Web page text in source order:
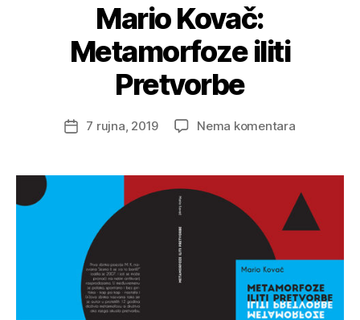
Mario Kovač:
Metamorfoze iliti
Pretvorbe
Datum
7 rujna, 2019 Nema komentarana
iliti
Pretvorbe